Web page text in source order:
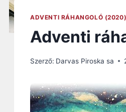
ADVENTI RÁHANGOLÓ (2020)
Adventi
Szerző: Darvas Piroska sa